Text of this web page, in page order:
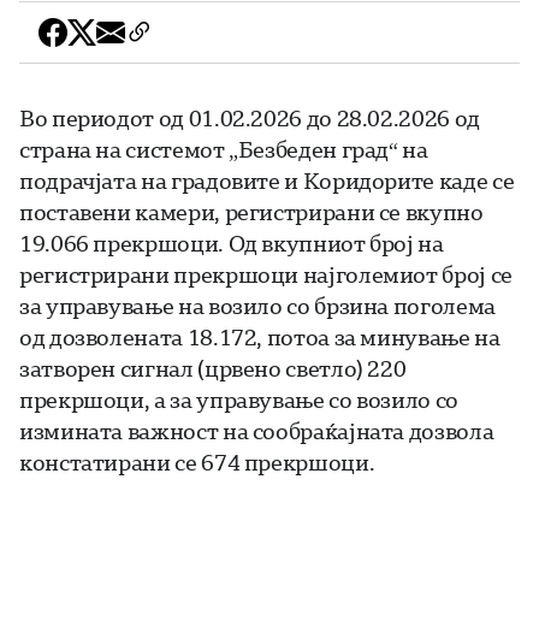
Во периодот од 01.02.2026 до 28.02.2026 од
страна на системот „Безбеден град“ на
подрачјата на градовите и Коридорите каде се
поставени камери, регистрирани се вкупно
19.066 прекршоци. Од вкупниот број на
регистрирани прекршоци најголемиот број се
за управување на возило со брзина поголема
од дозволената 18.172, потоа за минување на
затворен сигнал (црвено светло) 220
прекршоци, а за управување со возило со
измината важност на сообраќајната дозвола
констатирани се 674 прекршоци.